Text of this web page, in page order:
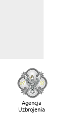
Agencja
Uzbrojenia